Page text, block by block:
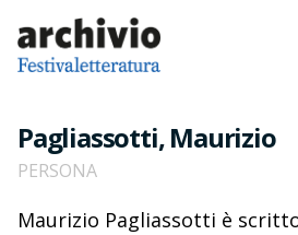
Pagliassotti, Maurizio
PERSONA
Maurizio Pagliassotti è